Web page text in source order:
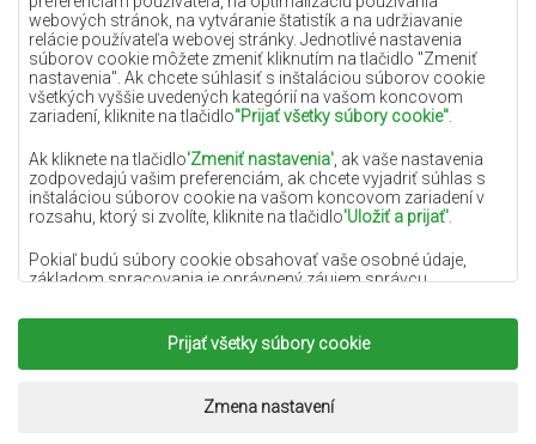
webových stránok, na vytváranie štatistík a na udržiavanie
relácie používateľa webovej stránky. Jednotlivé nastavenia
súborov cookie môžete zmeniť kliknutím na tlačidlo "Zmeniť
nastavenia". Ak chcete súhlasiť s inštaláciou súborov cookie
všetkých vyššie uvedených kategórií na vašom koncovom
zariadení, kliknite na tlačidlo"Prijať všetky súbory cookie"
Ak kliknete na tlačidlo'Zmeniť nastavenia' , ak vaše nastavenia
zodpovedajú vašim preferenciám, ak chcete vyjadriť súhlas s
inštaláciou súborov cookie na vašom koncovom zariadení v
rozsahu, ktorý si zvolíte, kliknite na tlačidlo'Uložiť a prijať'
Pokiaľ budú súbory cookie obsahovať vaše osobné údaje,
základom spracovania je oprávnený záujem správcu
podobe poskytovania vysokokvalitných služieb na našej
webovej stránke a marketingových aktivít správcu osobných
údajov a jeho dôveryhodných partnerov.
Viac informácií o súboroch cookie a spracovaní osobných
Prijať všetky súbory cookie
Zmena nastavení
Mätové koberce
Modré koberce
Oranžové koberce
Ružové koberce
Šedé koberce
Terakotové koberce
Zelené koberce
Zlaté koberce
Copyright 2022Koberce Chemex.Všetky práva
Realizácia:www.dimax.pl